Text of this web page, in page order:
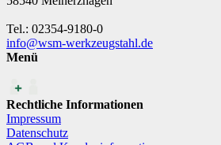
Tel.: 02354-9180-0
info@wsm-werkzeugstahl.de
Menü
Rechtliche Informationen
Impressum
Datenschutz